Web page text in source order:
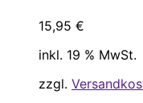
15,95 €
inkl. 19 % MwSt.
zzgl.